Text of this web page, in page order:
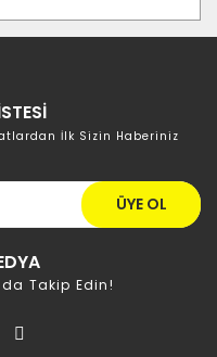
İlk Sizin Haberiniz
ÜYE OL
Takip Edin!